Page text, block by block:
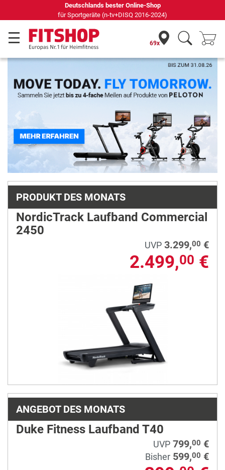
Deutschlands bester Online-Shop
für Sportgeräte (n-tv+DISQ 2016-2024)
69x
Previous Next
PRODUKT DES MONATS
NordicTrack Laufband Commercial
2450
UVP 3.299,00 €
2.499,00 €
ANGEBOT DES MONATS
Duke Fitness Laufband T40
UVP 799,00 €
Bisher 599,00 €